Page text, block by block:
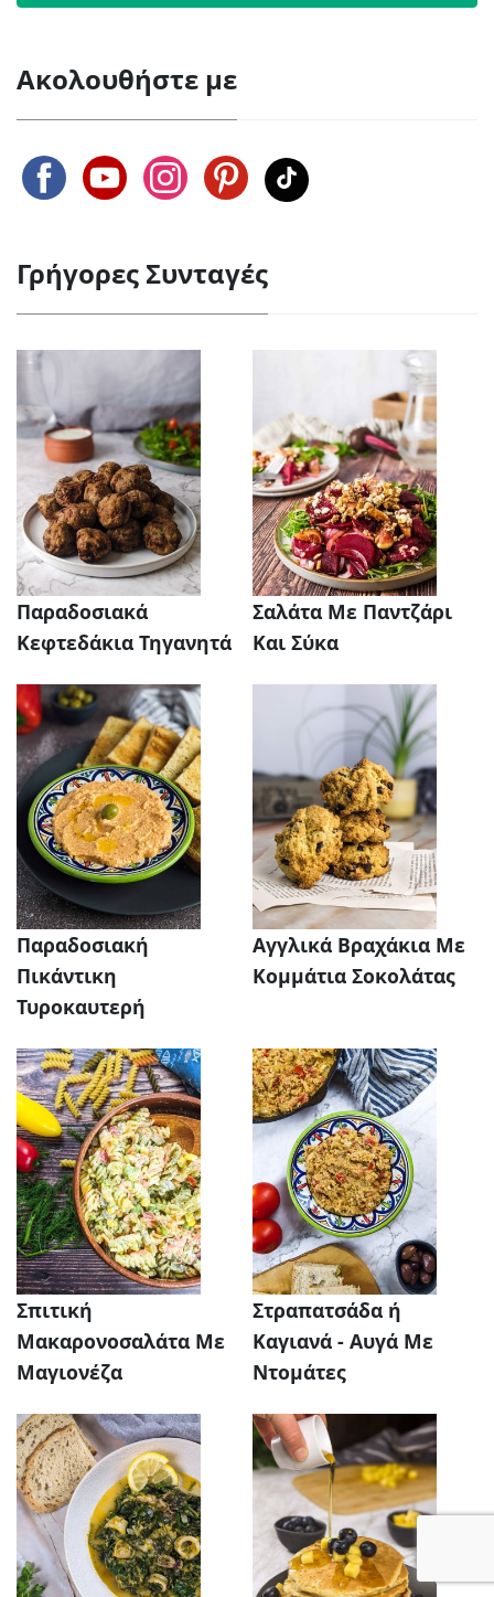
Ακολουθήστε με
Γρήγορες Συνταγές
Παραδοσιακά
Κεφτεδάκια Τηγανητά
Σαλάτα Με Παντζάρι
Και Σύκα
Παραδοσιακή
Πικάντικη
Τυροκαυτερή
Αγγλικά Βραχάκια Με
Κομμάτια Σοκολάτας
Σπιτική
Μακαρονοσαλάτα Με
Μαγιονέζα
Στραπατσάδα ή
Καγιανά - Αυγά Με
Ντομάτες